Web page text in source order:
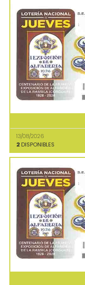
13/08/2026
2 DISPONIBLES